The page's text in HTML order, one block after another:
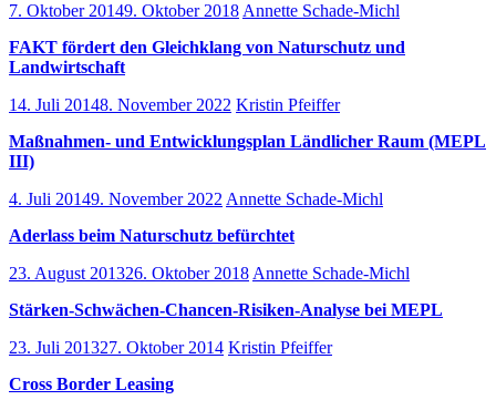
7. Oktober 20149. Oktober 2018 Annette Schade-Michl
FAKT fördert den Gleichklang von Naturschutz und
Landwirtschaft
14. Juli 20148. November 2022 Kristin Pfeiffer
Maßnahmen- und Entwicklungsplan Ländlicher Raum (MEPL
III)
4. Juli 20149. November 2022 Annette Schade-Michl
Aderlass beim Naturschutz befürchtet
23. August 201326. Oktober 2018 Annette Schade-Michl
Stärken-Schwächen-Chancen-Risiken-Analyse bei MEPL
23. Juli 201327. Oktober 2014 Kristin Pfeiffer
Cross Border Leasing